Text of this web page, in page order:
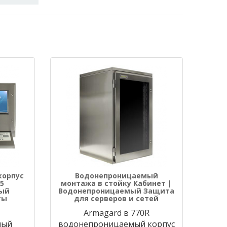
Водонепроницаемый
монтажа в стойку Кабинет |
Водонепроницаемый Защита
для серверов и сетей
Armagard в 770R
водонепроницаемый корпус